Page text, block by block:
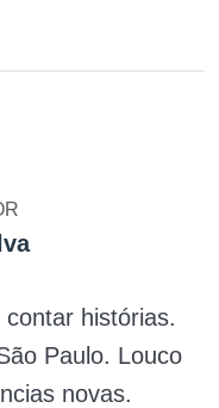
histórias.
Paulo. Louco
novas.